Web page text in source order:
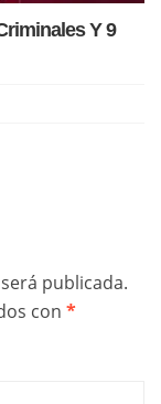
Y 9
publicada.
con *